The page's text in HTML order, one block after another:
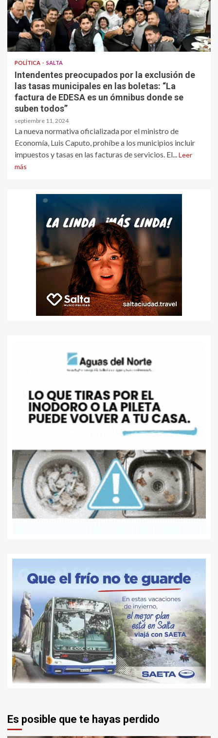
POLÍTICA SALTA
Intendentes preocupados por la exclusión de
las tasas municipales en las boletas: “La
factura de EDESA es un ómnibus donde se
suben todos”
septiembre 11, 2024
La nueva normativa oficializada por el ministro de
Economía, Luis Caputo, prohíbe a los municipios incluir
impuestos y tasas en las facturas de servicios. El... Leer
más
Es posible que te hayas perdido